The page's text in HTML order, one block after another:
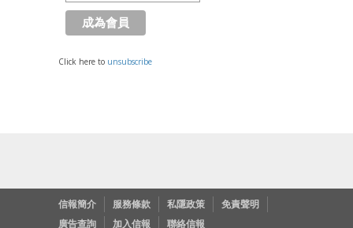
Click here to unsubscribe
信報簡介 服務條款 私隱政策
免責聲明
廣告查詢
加入信報 聯絡信報